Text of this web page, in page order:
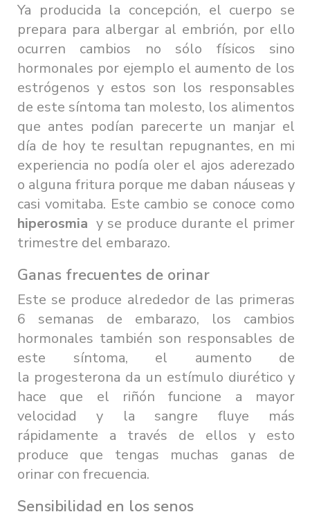
Ya producida la concepción, el cuerpo se
prepara para albergar al embrión, por ello
ocurren cambios no sólo físicos sino
hormonales por ejemplo el aumento de los
estrógenos y estos son los responsables
de este síntoma tan molesto, los alimentos
que antes podían parecerte un manjar el
día de hoy te resultan repugnantes, en mi
experiencia no podía oler el ajos aderezado
o alguna fritura porque me daban náuseas y
casi vomitaba. Este cambio se conoce como
hiperosmia y se produce durante el primer
trimestre del embarazo.
Ganas frecuentes de orinar
Este se produce alrededor de las primeras
6 semanas de embarazo, los cambios
hormonales también son responsables de
este síntoma, el aumento de
la progesterona da un estímulo diurético y
hace que el riñón funcione a mayor
velocidad y la sangre fluye más
rápidamente a través de ellos y esto
produce que tengas muchas ganas de
orinar con frecuencia.
Sensibilidad en los senos